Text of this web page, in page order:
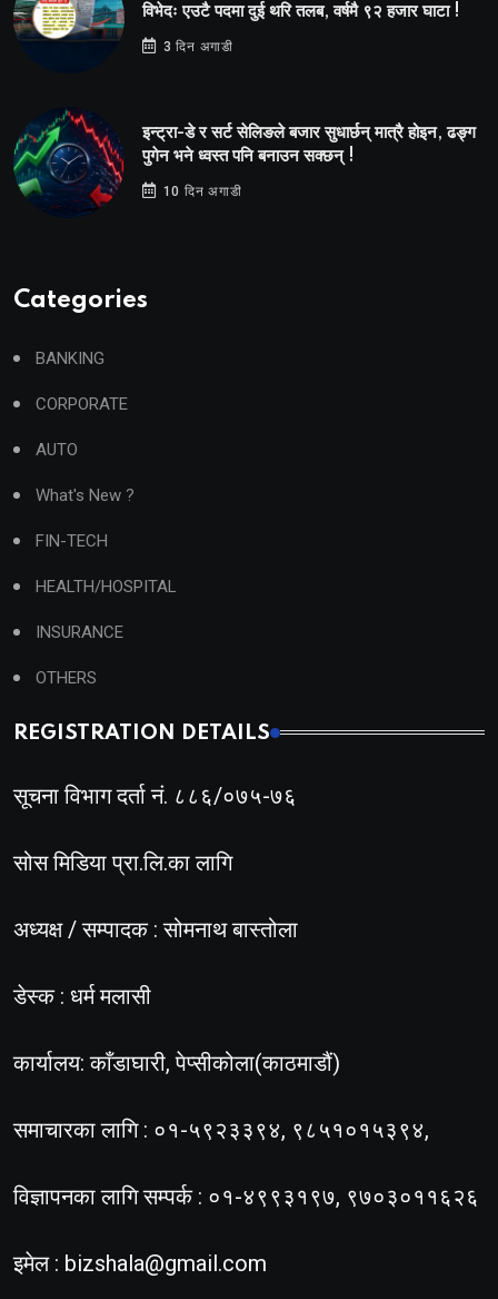
विभेदः एउटै पदमा दुई थरि तलब, वर्षमै ९२ हजार घाटा !
3 दिन अगाडी
इन्ट्रा-डे र सर्ट सेलिङले बजार सुधार्छन् मात्रै होइन, ढङ्ग
पुगेन भने ध्वस्त पनि बनाउन सक्छन् !
10 दिन अगाडी
Categories
BANKING
CORPORATE
AUTO
What's New ?
FIN-TECH
HEALTH/HOSPITAL
INSURANCE
OTHERS
REGISTRATION DETAILS
सूचना विभाग दर्ता नं. ८८६/०७५-७६
सोस मिडिया प्रा.लि.का लागि
अध्यक्ष / सम्पादक : सोमनाथ बास्तोला
डेस्क : धर्म मलासी
कार्यालय: काँडाघारी, पेप्सीकोला(काठमाडौं)
समाचारका लागि : ०१-५९२३३९४, ९८५१०१५३९४,
विज्ञापनका लागि सम्पर्क : ०१-४९९३१९७, ९७०३०११६२६
इमेल : bizshala@gmail.com